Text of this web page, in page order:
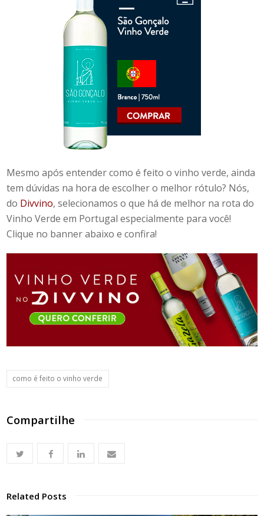
Mesmo após entender como é feito o vinho verde, ainda
tem dúvidas na hora de escolher o melhor rótulo? Nós,
do Divvino, selecionamos o que há de melhor na rota do
Vinho Verde em Portugal especialmente para você!
Clique no banner abaixoe confira!
como é feito o vinho verde
Compartilhe
Related Posts